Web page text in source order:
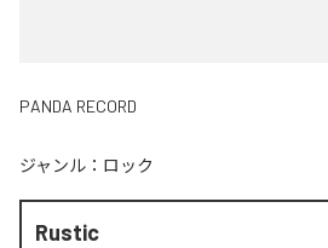
PANDA RECORD
ジャンル： ロック
Rustic